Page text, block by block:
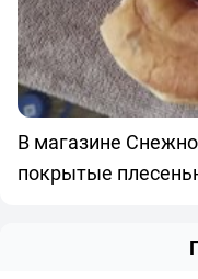
В магазине
покрытые